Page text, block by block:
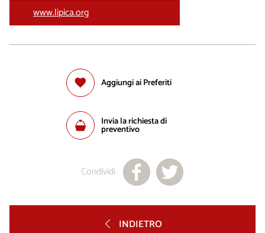
www.lipica.org
Aggiungi ai Preferiti
Invia la richiesta di
preventivo
Condividi
INDIETRO